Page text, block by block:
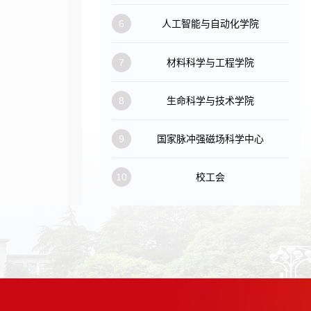
6 人工智能与自动化学院
7 材料科学与工程学院
8 生命科学与技术学院
9 国家脉冲强磁场科学中心
10 校工会